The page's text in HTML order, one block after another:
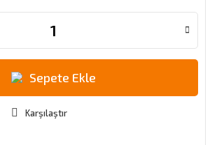
Sepete Ekle
Karşılaştır